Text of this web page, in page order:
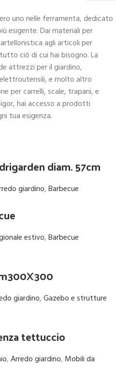
uno nelle ferramenta, dedicato
esigente. Dai materiali per
agli articoli per
ciò di cui hai bisogno. La
attrezzi per il giardino,
e molto altro
per carrelli, scale, trapani, e
hai accesso a prodotti
tua esigenza.
diam. 57cm
giardino,Barbecue
estivo,Barbecue
giardino,Gazebo e strutture
tettuccio
,Arredo giardino, Mobili da